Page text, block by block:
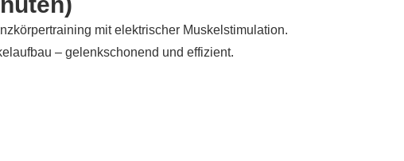
mit elektrischer Muskelstimulation.
– gelenkschonend und effizient.